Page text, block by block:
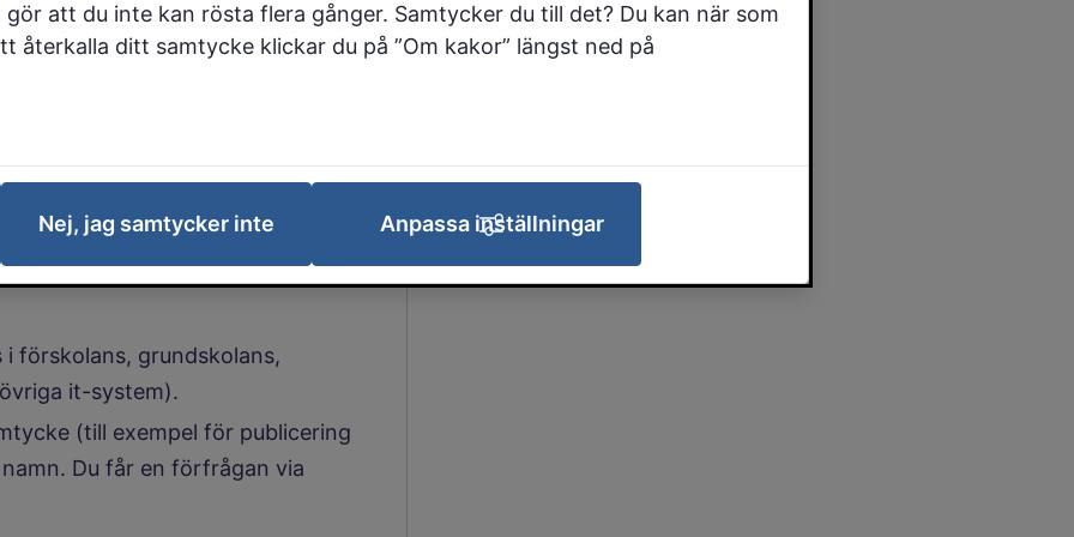
eller fritidshem.
för hembrev eller annan central
och undervisande lärare,
förskolans, grundskolans,
it-system).
(till exempel för publicering
Du får en förfrågan via
att du inte kan rösta flera gånger. Samtycker du till det? Du kan när som
återkalla ditt samtycke klickar du på ”Om kakor” längst ned på
Nej, jag samtycker inte Anpassa inställningar